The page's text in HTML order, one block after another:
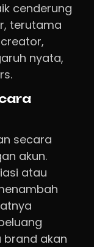
cenderung
terutama
nyata,
secara
akun.
atau
brand akan